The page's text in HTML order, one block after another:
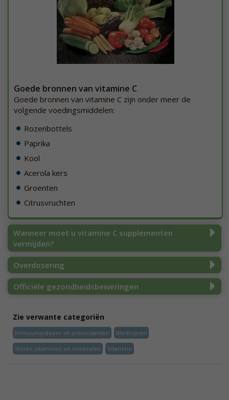
Goede bronnen van vitamine C
Goede bronnen van vitamine C zijn onder meer de
volgende voedingsmiddelen:
Rozenbottels
Paprika
Kool
Acerola kers
Groenten
Citrusvruchten
Wanneer moet u vitamine C supplementen
vermijden?
Overdosering
Officiële gezondheidsbeweringen
Zie verwante categoriën
Immuunsysteem en antioxidanten Medicijnen
Sterke vitaminen en mineralen Vitamine